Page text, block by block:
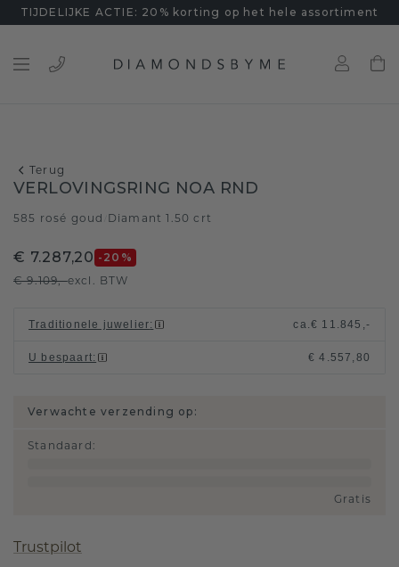
TIJDELIJKE ACTIE: 20% korting op het hele assortiment
Terug
VERLOVINGSRING NOA RND
585 rosé goud Diamant 1.50 crt
€ 7.287,20 -20 %
€ 9.109,-excl. BTW
Traditionele juwelier: ca.€ 11.845,-
U bespaart: € 4.557,80
Verwachte verzending op:
Standaard :
Gratis
Trustpilot